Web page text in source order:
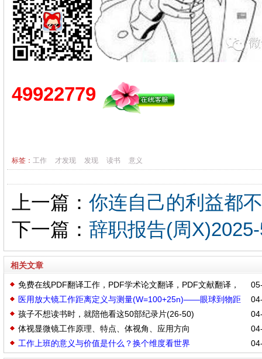
49922779
标签： 工作 才发现 发现 读书 意义
上一篇： 你连自己的利益都
下一篇： 辞职报告(周
相关文章
免费在线PDF翻译工作，PDF学术论文翻译，PDF文献翻译，
将PDF文件翻译为多种语言
医用放大镜工作距离定义与测量(W=100+25n)——眼球到物距
离
孩子不想读书时，就陪他看这50部纪录片(26-50)
体视显微镜工作原理、特点、体视角、应用方向
工作上班的意义与价值是什么？换个维度看世界